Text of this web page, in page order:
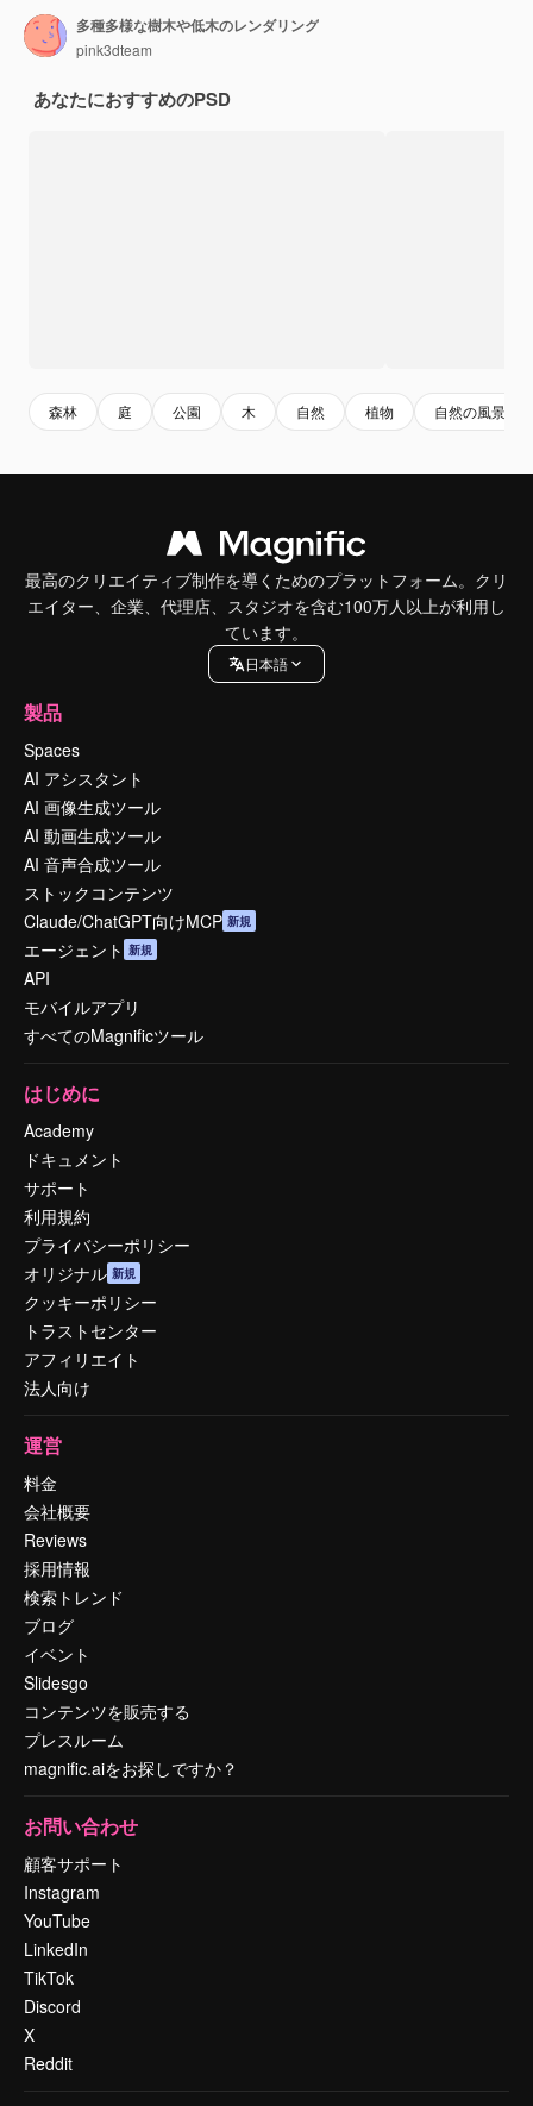
多種多様な樹木や低木のレンダリング
pink3dteam
あなたにおすすめのPSD
森林 庭 公園 木 自然 植物 自然の風景
最高のクリエイティブ制作を導くためのプラットフォーム。クリ
エイター、企業、代理店、スタジオを含む100万人以上が利用し
ています。
日本語
製品
Spaces
AI アシスタント
AI 画像生成ツール
AI 動画生成ツール
AI 音声合成ツール
ストックコンテンツ
Claude/ChatGPT向けMCP 新規
エージェント 新規
API
モバイルアプリ
すべてのMagnificツール
はじめに
Academy
ドキュメント
サポート
利用規約
プライバシーポリシー
オリジナル 新規
クッキーポリシー
トラストセンター
アフィリエイト
法人向け
運営
料金
会社概要
Reviews
採用情報
検索トレンド
ブログ
イベント
Slidesgo
コンテンツを販売する
プレスルーム
magnific.aiをお探しですか？
お問い合わせ
顧客サポート
Instagram
YouTube
LinkedIn
TikTok
Discord
X
Reddit